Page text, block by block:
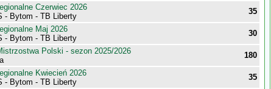
Czerwiec 2026
- Bytom - TB Liberty
35
Maj 2026
- Bytom - TB Liberty
30
Polski - sezon 2025/2026
180
Kwiecień 2026
- Bytom - TB Liberty
35